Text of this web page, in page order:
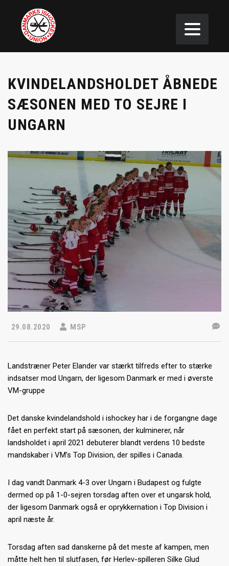
KVINDELANDSHOLDET ÅBNEDE
SÆSONEN MED TO SEJRE I
UNGARN
29.08.2020 MSP
Landstræner Peter Elander var stærkt tilfreds efter to stærke
indsatser mod Ungarn, der ligesom Danmark er med i øverste
VM-gruppe
Det danske kvindelandshold i ishockey har i de forgangne dage
fået en perfekt start på sæsonen, der kulminerer, når
landsholdet i april 2021 debuterer blandt verdens 10 bedste
mandskaber i VM’s Top Division, der spilles i Canada.
I dag vandt Danmark 4-3 over Ungarn i Budapest og fulgte
dermed op på 1-0-sejren torsdag aften over et ungarsk hold,
der ligesom Danmark også er oprykkernation i Top Division i
april næste år.
Torsdag aften sad danskerne på det meste af kampen, men
måtte helt hen til slutfasen, før Herlev-spilleren Silke Glud